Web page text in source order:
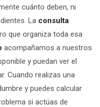
cuánto deben, ni
La consulta
que organiza toda esa
acompañamos a nuestros
y puedan ver el
Cuando realizas una
y puedes calcular
si actúas de